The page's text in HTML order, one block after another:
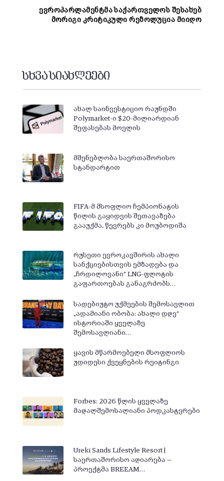
ევროპარლამენტმა საქართველოს შესახებ
მორიგი კრიტიკული რეზოლუცია მიიღო
სხვა სიახლეები
ახალ საინვესტიციო რაუნდში
Polymarket-ი $20-მილიარდიან
შეფასებას მოელის
მშენებლობა საერთაშორისო
სტანდარტით
FIFA-მ მსოფლიო ჩემპიონატის
წილის გაყიდვის შეთავაზება
გააუქმა, წევრებს კი მოუბოდიშა
რუსეთი ევროკავშირის ახალი
სანქციებისთვის ემზადება და
„ჩრდილოვანი“ LNG-ფლოტის
გაფართოებას განაგრძობს…
სადებიუტო უქმეების შემოსავლით
„ადამიანი ობობა: ახალი დღე“
ისტორიაში ყველაზე
შემოსავლიანი…
ყავის მწარმოებელი მსოფლიოს
უდიდესი ქვეყნების რეიტინგი
Forbes: 2026 წლის ყველაზე
მაღალშემოსალიანი პოდკასტერები
Ureki Sands Lifestyle Resort |
საერთაშორისო აღიარება —
პროექტმა BREEAM…